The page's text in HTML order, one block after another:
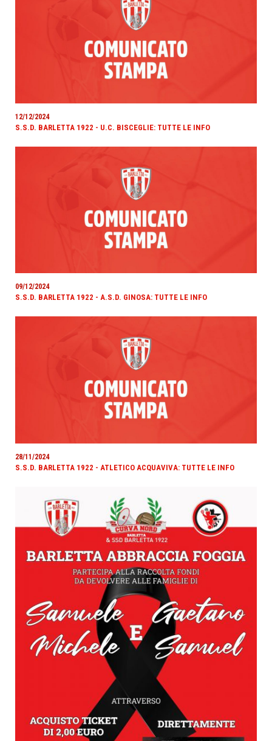
12/12/2024
S.S.D. BARLETTA 1922 - U.C. BISCEGLIE: TUTTE LE INFO
09/12/2024
S.S.D. BARLETTA 1922 - A.S.D. GINOSA: TUTTE LE INFO
28/11/2024
S.S.D. BARLETTA 1922 - ATLETICO ACQUAVIVA: TUTTE LE INFO